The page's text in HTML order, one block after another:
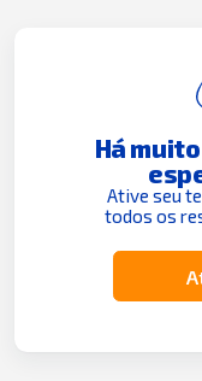
Há
Ative seu
todos os